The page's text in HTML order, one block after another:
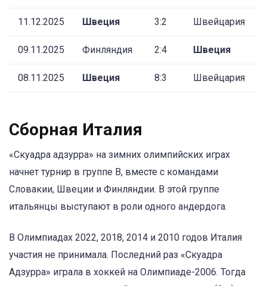
11.12.2025 Швеция 3:2 Швейцария
09.11.2025 Финляндия 2:4 Швеция
08.11.2025 Швеция 8:3 Швейцария
Сборная Италия
«Скуадра адзурра» на зимних олимпийских играх
начнет турнир в группе B, вместе с командами
Словакии, Швеции и Финляндии. В этой группе
итальянцы выступают в роли одного андердога.
В Олимпиадах 2022, 2018, 2014 и 2010 годов Италия
участия не принимала. Последний раз «Скуадра
Адзурра» играла в хоккей на Олимпиаде-2006. Тогда